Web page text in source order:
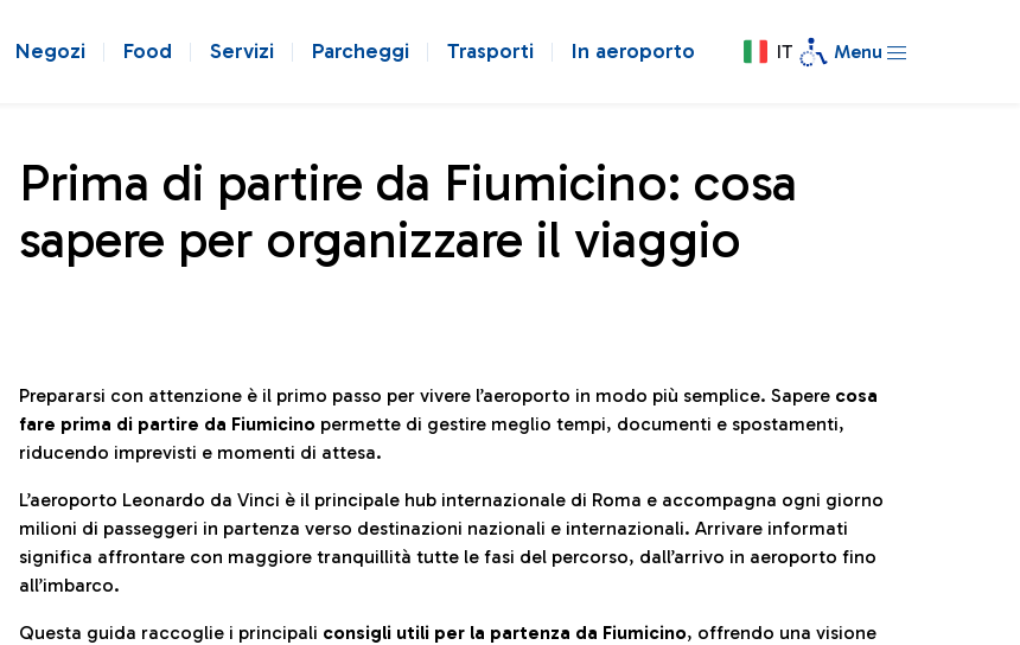
Negozi Food Servizi Parcheggi Trasporti In aeroporto IT Menu
Prima di partire da Fiumicino: cosa
sapere per organizzare il viaggio
Prepararsi con attenzione è il primo passo per vivere l’aeroporto in modo più semplice. Sapere cosa
fare prima di partire da Fiumicino permette di gestire meglio tempi, documenti e spostamenti,
riducendo imprevisti e momenti di attesa.
L’aeroporto Leonardo da Vinci è il principale hub internazionale di Roma e accompagna ogni giorno
milioni di passeggeri in partenza verso destinazioni nazionali e internazionali. Arrivare informati
significa affrontare con maggiore tranquillità tutte le fasi del percorso, dall’arrivo in aeroporto fino
all’imbarco.
Questa guida raccoglie i principali consigli utili per la partenza da Fiumicino, offrendo una visione